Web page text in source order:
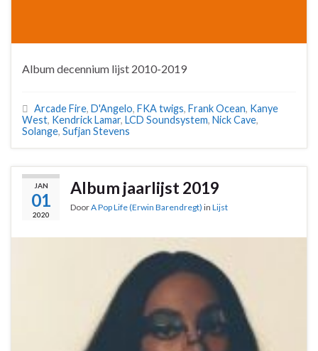
Album decennium lijst 2010-2019
Arcade Fire, D'Angelo, FKA twigs, Frank Ocean, Kanye
West, Kendrick Lamar, LCD Soundsystem, Nick Cave,
Solange, Sufjan Stevens
JAN
01
2020
Album jaarlijst 2019
DoorA Pop Life (Erwin Barendregt) in Lijst